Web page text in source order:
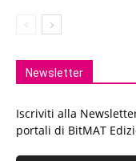
Newsletter
Iscriviti alla
portali di BitMAT